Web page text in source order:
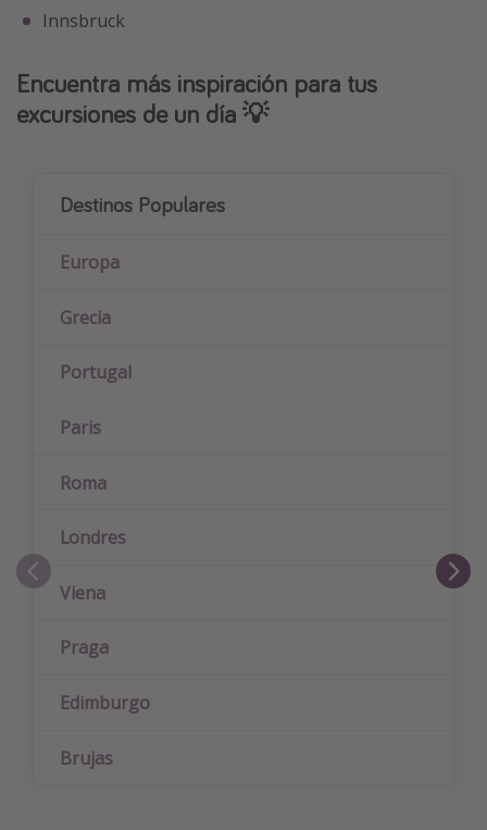
Innsbruck
Encuentra más inspiración para tus
excursiones de un día 💡
Destinos Populares
Europa
Grecia
Portugal
Paris
Roma
Londres
Viena
Praga
Edimburgo
Brujas